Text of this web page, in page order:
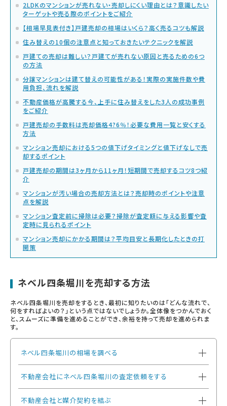
2LDKのマンションが売れない・売却しにくい理由とは？意識したい
ターゲットや売る際のポイントをご紹介
【相場早見表付き】戸建売却の相場はいくら？高く売るコツも解説
住み替えの10個の注意点と知っておきたいテクニックを解説
戸建ての売却は難しい？戸建てが売れない原因と売るための6つ
の方法
分譲マンションは建て替えの可能性がある！実際の実施件数や費
用負担、流れを解説
不動産価格が高騰する今、上手に住み替えをした3人の成功事例
をご紹介
戸建売却の手数料は売却価格4?6％！必要な費用一覧と安くする
方法
マンション売却における5つの値下げタイミングと値下げなしで売
却するポイント
戸建売却の期間は3ヶ月から11ヶ月！短期間で売却するコツ8つ紹
介
マンションが汚い場合の売却方法とは？売却時のポイントや注意
点を解説
マンション査定前に掃除は必要？掃除が査定額に与える影響や査
定時に見られるポイント
マンション売却にかかる期間は？平均目安と長期化したときの打
開策
ネベル四条堀川を売却する方法
ネベル四条堀川を売却をするとき、最初に知りたいのは「どんな流れで、
何をすればよいの？」という点ではないでしょうか。全体像をつかんでおく
と、スムーズに準備を進めることができ、余裕を持って売却を進められま
す。
ネベル四条堀川の相場を調べる
不動産会社にネベル四条堀川の査定依頼をする
不動産会社と媒介契約を結ぶ